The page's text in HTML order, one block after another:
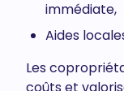
immédiate,
Aides
Les